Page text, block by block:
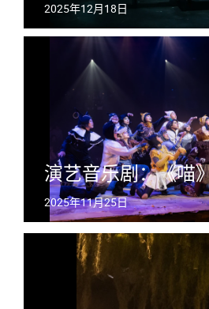
2025年12月18日
演艺音乐剧：《喵
2025年11月25日